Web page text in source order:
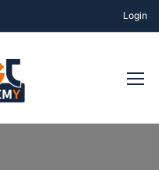
Login